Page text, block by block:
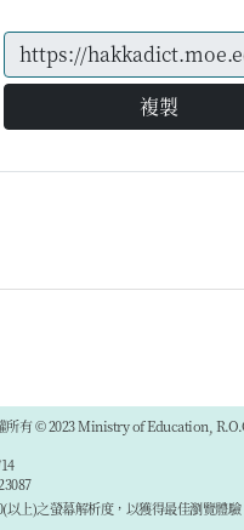
複製
所有 © 2023 Ministry of Education,
以上)之螢幕解析度，以獲得最佳瀏覽體驗